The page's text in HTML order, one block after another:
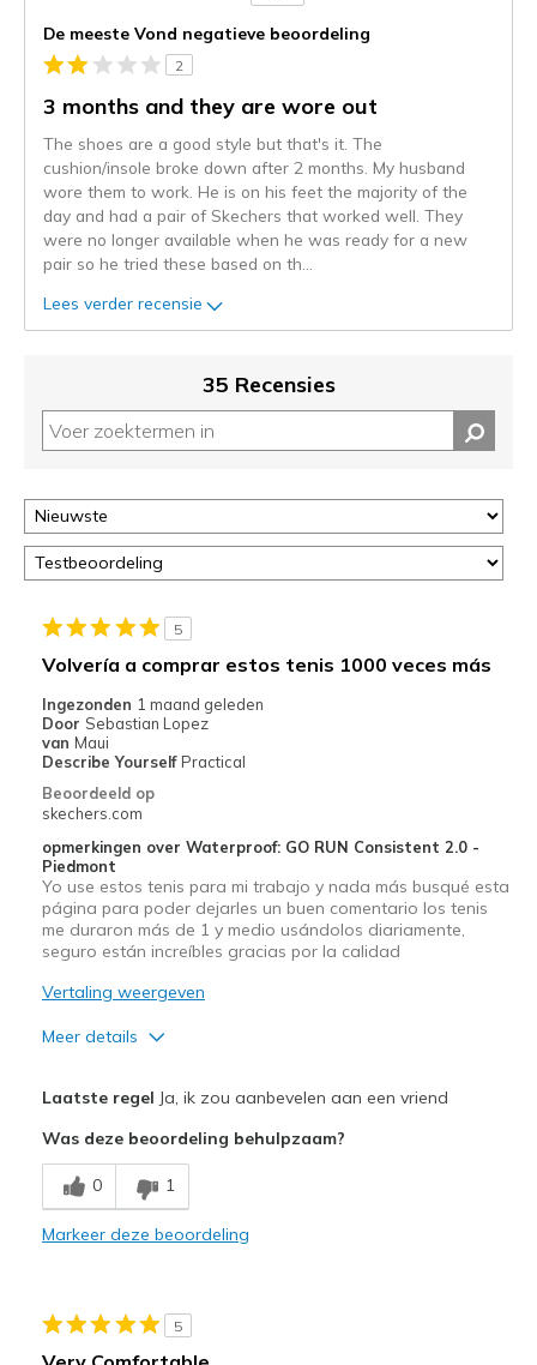
content
wordt
momenteel
gemigreerd
niejee
page_id.
kunt
de
status
van
deze
of
door
<a
href="javascript:location.href=location.pathname;">hier</a>
page
met
migratiegeschiedenis
van
de
De meeste Vond negatieve beoordeling
2
3 months and they are wore out
The shoes are a good style but that's it. The
cushion/insole broke down after 2 months. My husband
wore them to work. He is on his feet the majority of the
day and had a pair of Skechers that worked well. They
were no longer available when he was ready for a new
pair so he tried these based on th
Lees verder recensie
35 Recensies
5
Volvería a comprar estos tenis 1000 veces más
Ingezonden 1 maand geleden
Door Sebastian Lopez
van Maui
Describe Yourself Practical
Beoordeeld op
skechers.com
opmerkingen over Waterproof: GO RUN Consistent 2.0 -
Piedmont
Yo use estos tenis para mi trabajo y nada más busqué esta
página para poder dejarles un buen comentario los tenis
me duraron más de 1 y medio usándolos diariamente,
seguro están increíbles gracias por la calidad
Vertaling weergeven
Meer details
Durable
Width
Sizing
Feels true to size
Laatste regel Ja, ik zou aanbevelen aan een vriend
Was deze beoordeling behulpzaam?
0 1
Markeer deze beoordeling
5